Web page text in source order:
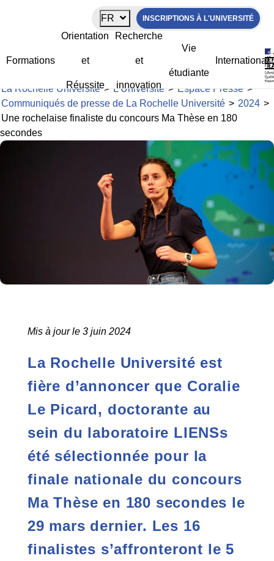
FR INSCRIPTIONS À L'UNIVERSITÉ
Formations
Orientation
et
Réussite
Recherche
et
innovation
Vie
étudiante
International
Une rochelaise finaliste du concours
Ma Thèse en 180 secondes
La Rochelle Université> L’Université > Espace Presse >
Communiqués de presse de La Rochelle Université > 2024 >
Une rochelaise finaliste du concours Ma Thèse en 180
secondes
Mis à jour le 3 juin 2024
La Rochelle Université est
fière d’annoncer que Coralie
Le Picard, doctorante au
sein du laboratoire LIENSs
été sélectionnée pour la
finale nationale du concours
Ma Thèse en 180 secondes le
29 mars dernier. Les 16
finalistes s’affronteront le 5
Panneau de gestion des cookies